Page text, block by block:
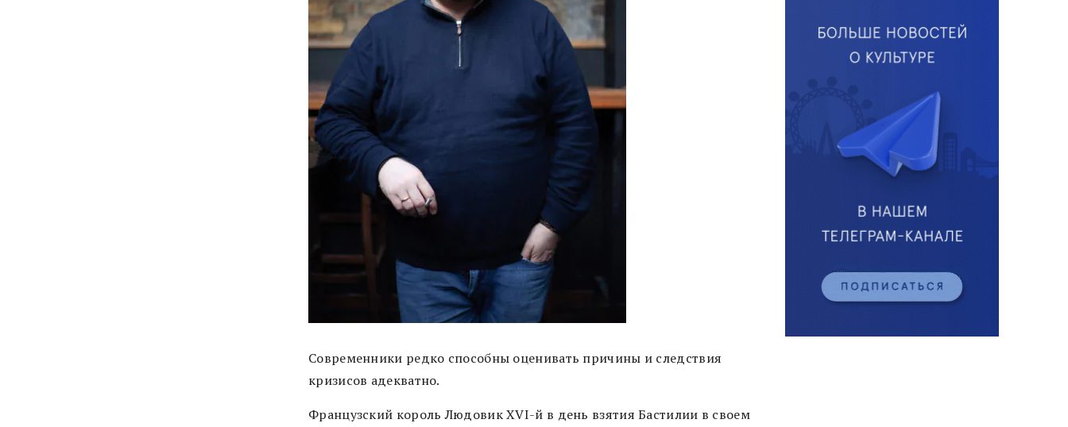
Современники редко способны оценивать причины и следствия
кризисов адекватно.
Французский король Людовик XVI-й в день взятия Бастилии в своем